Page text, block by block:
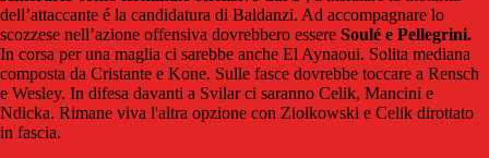
dell’attaccante é la candidatura di Baldanzi. Ad accompagnare lo
scozzese nell’azione offensiva dovrebbero essere Soulé e Pellegrini.
In corsa per una maglia ci sarebbe anche El Aynaoui. Solita mediana
composta da Cristante e Kone. Sulle fasce dovrebbe toccare a Rensch
e Wesley. In difesa davanti a Svilar ci saranno Celik, Mancini e
Ndicka. Rimane viva l'altra opzione con Ziolkowski e Celik dirottato
in fascia.